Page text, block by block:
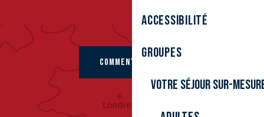
Accessibilité
Groupes
Votre séjour sur-
COMMENT VENIR ?